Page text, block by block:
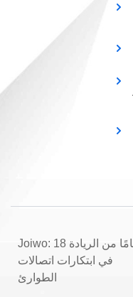
Joiwo: 18 عامًا من الريادة
في ابتكارات اتصالات